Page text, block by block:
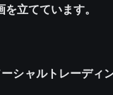
立てています。
シャルトレーディ